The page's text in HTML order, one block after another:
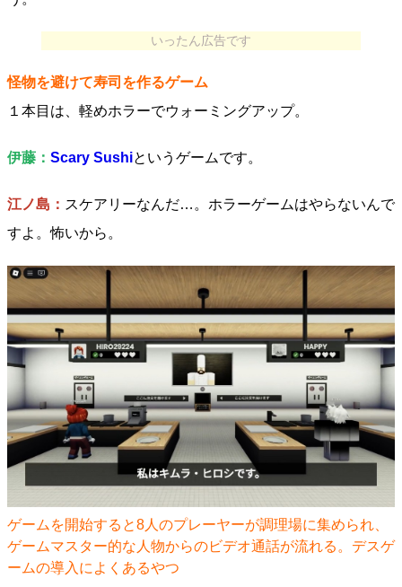
いったん広告です
怪物を避けて寿司を作るゲーム
１本目は、軽めホラーでウォーミングアップ。
伊藤： Scary Sushiというゲームです。
江ノ島： スケアリーなんだ…。ホラーゲームはやらないんで
すよ。怖いから。
ゲームを開始すると8人のプレーヤーが調理場に集められ、
ゲームマスター的な人物からのビデオ通話が流れる。デスゲ
ームの導入によくあるやつ